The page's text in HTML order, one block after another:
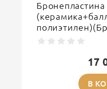
Бронепластина
17
В